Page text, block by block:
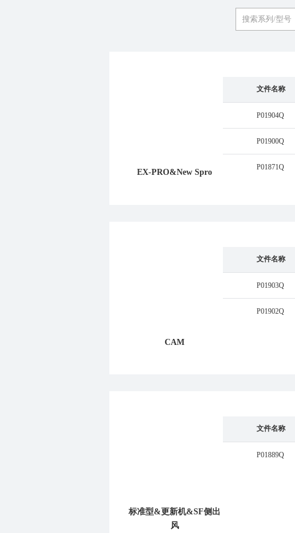
EX-PRO&New Spro
文件名称
P01904Q
P01900Q
P01871Q
CAM
文件名称
P01903Q
P01902Q
标准型&更新机&SF侧出
风
文件名称
P01889Q